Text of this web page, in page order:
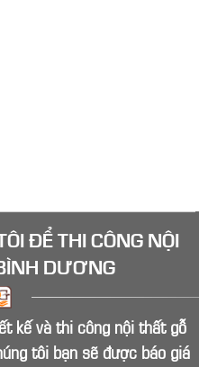
ĐỂTHI CÔNG NỘI
DƯƠNG
kế và thi công nội thất gỗ
tôi bạn sẽ được báo giá